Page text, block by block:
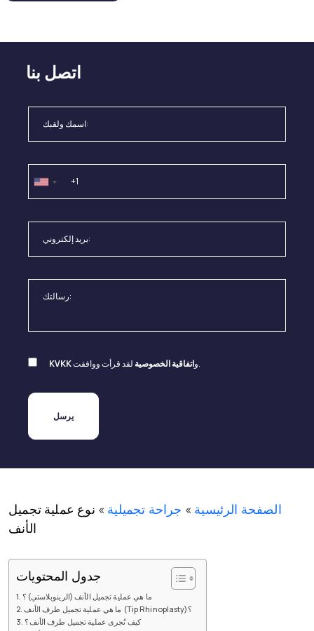
اتصل بنا
KVKK واتفاقية الخصوصية لقد قرأت ووافقت.
الصفحة الرئيسية » جراحة تجميلية » نوع عملية تجميل
الأنف
جدول المحتويات
ما هي عملية تجميل الأنف (الرينوبلاستي)؟
ما هي عملية تجميل طرف الأنف (Tip Rhinoplasty)؟
كيف تُجرى عملية تجميل طرف الأنف؟